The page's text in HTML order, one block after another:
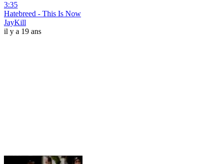
3:35
Hatebreed - This Is Now
JayKill
il y a 19 ans